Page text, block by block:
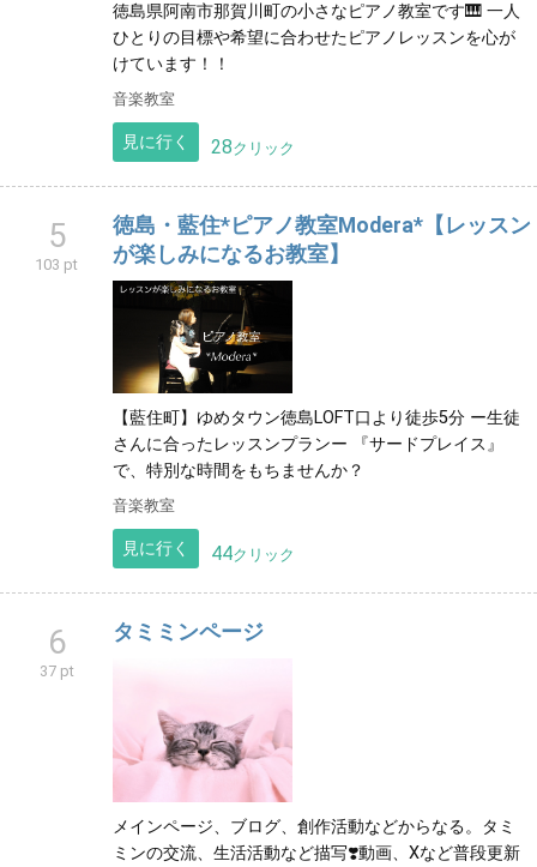
徳島県阿南市那賀川町の小さなピアノ教室です🎹 一人
ひとりの目標や希望に合わせたピアノレッスンを心が
けています！！
音楽教室
見に行く 28クリック
5
103 pt
徳島・藍住*ピアノ教室Modera*【レッスン
が楽しみになるお教室】
【藍住町】ゆめタウン徳島LOFT口より徒歩5分 ー生徒
さんに合ったレッスンプランー 『サードプレイス』
で、特別な時間をもちませんか？
音楽教室
見に行く 44クリック
6
37 pt
タミミンページ
メインページ、ブログ、創作活動などからなる。タミ
ミンの交流、生活活動など描写❣️動画、Xなど普段更新